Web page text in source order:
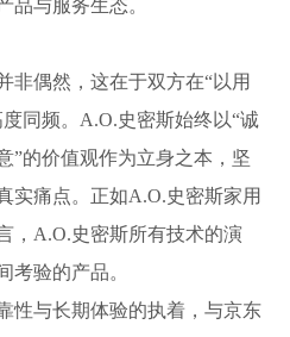
品与服务生态。
偶然，这在于双方在“以用
同频。A.O.史密斯始终以“诚
”的价值观作为立身之本，坚
实痛点。正如A.O.史密斯家用
，A.O.史密斯所有技术的演
考验的产品。
与长期体验的执着，与京东